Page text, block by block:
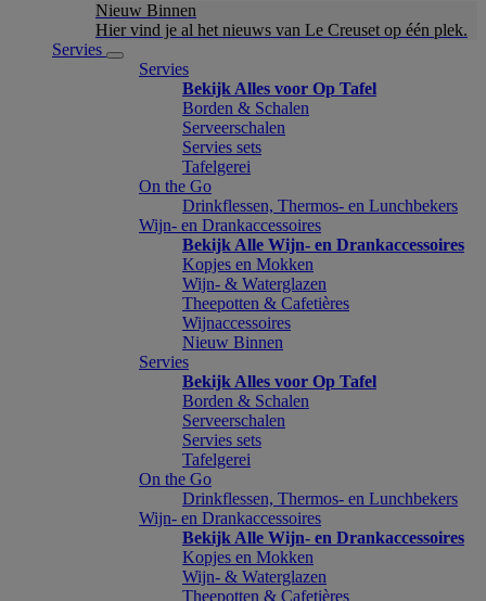
Nieuw Binnen
Hier vind je al het nieuws van Le Creuset op één plek.
Servies
Servies
Bekijk Alles voor Op Tafel
Borden & Schalen
Serveerschalen
Servies sets
Tafelgerei
On the Go
Drinkflessen, Thermos- en Lunchbekers
Wijn- en Drankaccessoires
Bekijk Alle Wijn- en Drankaccessoires
Kopjes en Mokken
Wijn- & Waterglazen
Theepotten & Cafetières
Wijnaccessoires
Nieuw Binnen
Servies
Bekijk Alles voor Op Tafel
Borden & Schalen
Serveerschalen
Servies sets
Tafelgerei
On the Go
Drinkflessen, Thermos- en Lunchbekers
Wijn- en Drankaccessoires
Bekijk Alle Wijn- en Drankaccessoires
Kopjes en Mokken
Wijn- & Waterglazen
Theepotten & Cafetières